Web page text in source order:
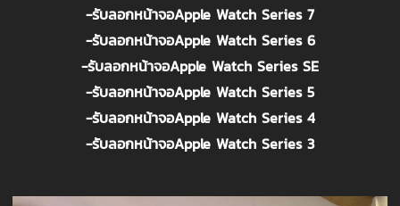
-รับลอกหน้าจอApple Watch Series 7
-รับลอกหน้าจอApple Watch Series 6
-รับลอกหน้าจอApple Watch Series SE
-รับลอกหน้าจอApple Watch Series 5
-รับลอกหน้าจอApple Watch Series 4
-รับลอกหน้าจอApple Watch Series 3